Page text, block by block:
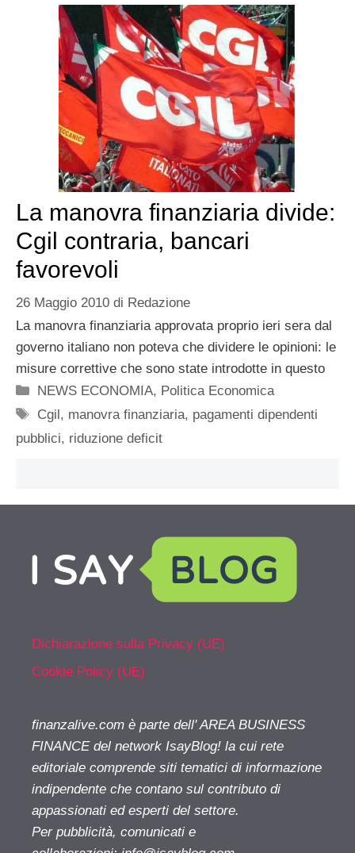
La manovra finanziaria divide:
Cgil contraria, bancari
favorevoli
26 Maggio 2010 di Redazione
La manovra finanziaria approvata proprio ieri sera dal
governo italiano non poteva che dividere le opinioni: le
misure correttive che sono state introdotte in questo
Categorie
NEWS ECONOMIA, Politica Economica
Tag
Cgil, manovra finanziaria, pagamenti dipendenti
pubblici, riduzione deficit
Dichiarazione sulla Privacy (UE)
Cookie Policy (UE)
finanzalive.com è parte dell' AREA BUSINESS
FINANCE del network IsayBlog! la cui rete
editoriale comprende siti tematici di informazione
indipendente che contano sul contributo di
appassionati ed esperti del settore.
Per pubblicità, comunicati e